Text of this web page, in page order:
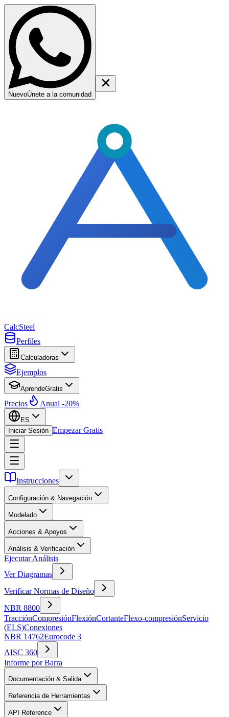
NuevoÚnete a la comunidad
CalcSteel
Perfiles
Calculadoras
Ejemplos
AprendeGratis
Precios Anual -20%
ES
Iniciar Sesión Empezar Gratis
Instrucciones
Configuración & Navegación
Elegir una Plantilla
Modelado
Crear Nodos Crear Barras
PerfilesHerramientas Usar Generadores
Acciones & Apoyos
Definir Apoyos Acciones y Combinaciones
Análisis & Verificación
Ejecutar Análisis
Ver Diagramas
Verificar Normas de Diseño
NBR 8800
TracciónCompresiónFlexiónCortanteFlexo-compresiónServicio
(ELS)Conexiones
NBR 14762Eurocode 3
AISC 360
Informe por Barra
Documentación & Salida
Crear Vistas Agregar Vistas a Láminas
AnotacionesExportar & Imprimir
Referencia de Herramientas
Referencia de Herramientas
API Reference